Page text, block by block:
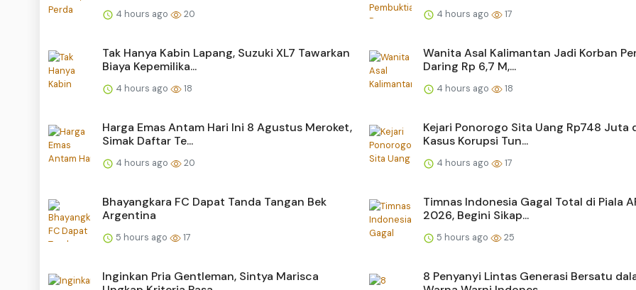
4 hours ago 20 4 hours ago 17
Tak Hanya Kabin Lapang, Suzuki XL7 Tawarkan
Biaya Kepemilika...
4 hours ago 18
Wanita Asal Kalimantan Jadi Korban
Daring Rp 6,7 M,...
4 hours ago 18
Harga Emas Antam Hari Ini 8 Agustus Meroket,
Simak Daftar Te...
4 hours ago 20
Kejari Ponorogo Sita Uang Rp748 Juta
Kasus Korupsi Tun...
4 hours ago 17
Bhayangkara FC Dapat Tanda Tangan Bek
Argentina
5 hours ago 17
Timnas Indonesia Gagal Total di Piala
2026, Begini Sikap...
5 hours ago 25
Inginkan Pria Gentleman, Sintya Marisca
8 Penyanyi Lintas Generasi Bersatu